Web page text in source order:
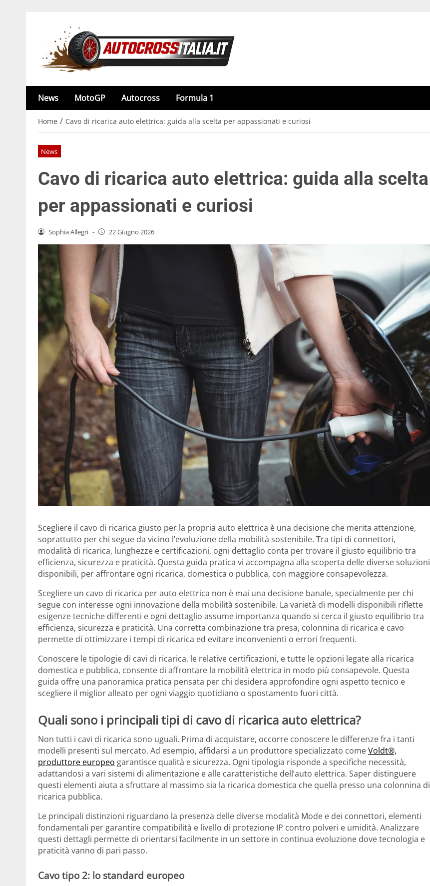
News MotoGP Autocross Formula 1
Home / Cavo di ricarica auto elettrica: guida alla scelta per appassionati e curiosi
News
Cavo di ricarica auto elettrica: guida alla scelta
per appassionati e curiosi
Sophia Allegri - 22 Giugno 2026
Scegliere il cavo di ricarica giusto per la propria auto elettrica è una decisione che merita attenzione,
soprattutto per chi segue da vicino l’evoluzione della mobilità sostenibile. Tra tipi di connettori,
modalità di ricarica, lunghezze e certificazioni, ogni dettaglio conta per trovare il giusto equilibrio tra
efficienza, sicurezza e praticità. Questa guida pratica vi accompagna alla scoperta delle diverse soluzioni
disponibili, per affrontare ogni ricarica, domestica o pubblica, con maggiore consapevolezza.
Scegliere un cavo di ricarica per auto elettrica non è mai una decisione banale, specialmente per chi
segue con interesse ogni innovazione della mobilità sostenibile. La varietà di modelli disponibili riflette
esigenze tecniche differenti e ogni dettaglio assume importanza quando si cerca il giusto equilibrio tra
efficienza, sicurezza e praticità. Una corretta combinazione tra presa, colonnina di ricarica e cavo
permette di ottimizzare i tempi di ricarica ed evitare inconvenienti o errori frequenti.
Conoscere le tipologie di cavi di ricarica, le relative certificazioni, e tutte le opzioni legate alla ricarica
domestica e pubblica, consente di affrontare la mobilità elettrica in modo più consapevole. Questa
guida offre una panoramica pratica pensata per chi desidera approfondire ogni aspetto tecnico e
scegliere il miglior alleato per ogni viaggio quotidiano o spostamento fuori città.
Quali sono i principali tipi di cavo di ricarica auto elettrica?
Non tutti i cavi di ricarica sono uguali. Prima di acquistare, occorre conoscere le differenze fra i tanti
modelli presenti sul mercato. Ad esempio, affidarsi a un produttore specializzato comeVoldt®,
produttore europeo garantisce qualità e sicurezza. Ogni tipologia risponde a specifiche necessità,
adattandosi a vari sistemi di alimentazione e alle caratteristiche dell’auto elettrica. Saper distinguere
questi elementi aiuta a sfruttare al massimo sia la ricarica domestica che quella presso una colonnina di
ricarica pubblica.
Le principali distinzioni riguardano la presenza delle diverse modalità Mode e dei connettori, elementi
fondamentali per garantire compatibilità e livello di protezione IP contro polveri e umidità. Analizzare
questi dettagli permette di orientarsi facilmente in un settore in continua evoluzione dove tecnologia e
praticità vanno di pari passo.
Cavo tipo 2: lo standard europeo